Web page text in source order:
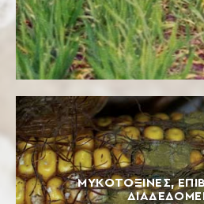
ΜΥΚΟΤΟΞΊΝΕΣ,